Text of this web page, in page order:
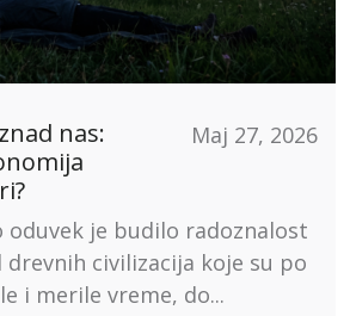
nas:
Maj 27, 2026
oduvek je budilo radoznalost
civilizacija koje su po
i merile vreme, do...